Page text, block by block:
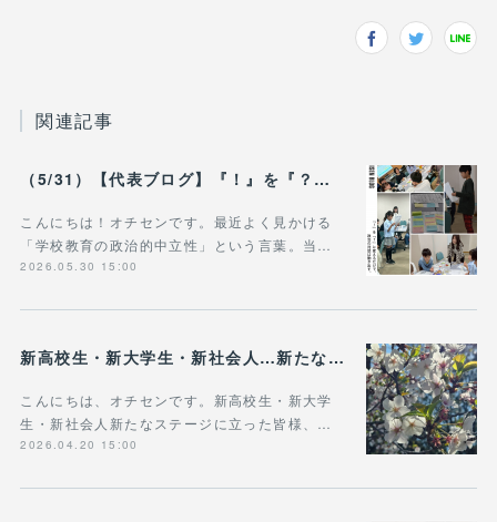
関連記事
（5/31）【代表ブログ】『！』を『？』に変えるだけで、 政治の対話は動き出す。 - 政治的中立は「状態」じゃなく「ふるまい」だ。
こんにちは！オチセンです。最近よく見かける
「学校教育の政治的中立性」という言葉。当…
2026.05.30 15:00
新高校生・新大学生・新社会人…新たなステージに立った皆様へ
こんにちは、オチセンです。新高校生・新大学
生・新社会人新たなステージに立った皆様、…
2026.04.20 15:00